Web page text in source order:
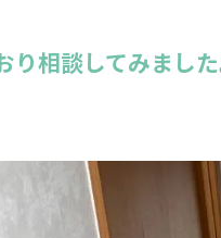
り相談してみまし